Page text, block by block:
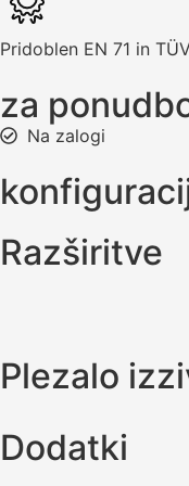
Pridoblen EN 71 in
za
Na zalogi
Razširitve
Plezalo
Dodatki